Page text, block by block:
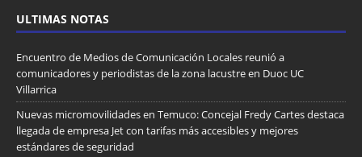
ULTIMAS NOTAS
Encuentro de Medios de Comunicación Locales reunió a
comunicadores y periodistas de la zona lacustre en Duoc UC
Villarrica
Nuevas micromovilidades en Temuco: Concejal Fredy Cartes destaca
llegada de empresa Jet con tarifas más accesibles y mejores
estándares de seguridad